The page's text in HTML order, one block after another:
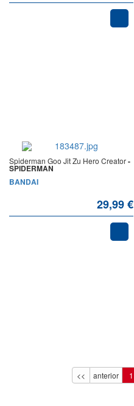
Spiderman Goo Jit Zu Hero Creator-
SPIDERMAN
BANDAI
29,99 €
<< anterior 1